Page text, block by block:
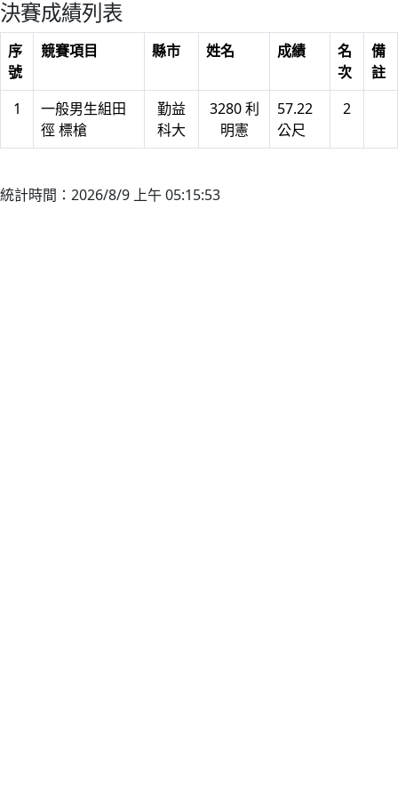
決賽成績列表
序
號
競賽項目 縣市 姓名 成績
名
次
備
註
1
一般男生組田
徑 標槍
勤益
科大
3280 利
明憲
57.22
公尺
2
統計時間：2026/8/9 上午 05:15:53